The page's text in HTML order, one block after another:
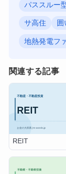
パススルー
サ高住 囲
地熱発電フ
関連する記事
REIT